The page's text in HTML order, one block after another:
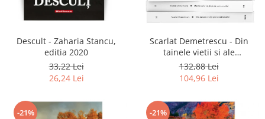
Descult - Zaharia Stancu,
editia 2020
33,22 Lei
26,24 Lei
Scarlat Demetrescu - Din
tainele vietii si ale
universului, Volumele I-III +
Viata dincolo de mormant
132,88 Lei
104,96 Lei
-21% -21%